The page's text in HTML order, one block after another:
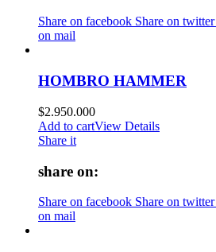
Share on facebook Share on twitter
on mail
HOMBRO HAMMER
$2.950.000
Add to cartView Details
Share it
share on:
Share on facebook Share on twitter
on mail